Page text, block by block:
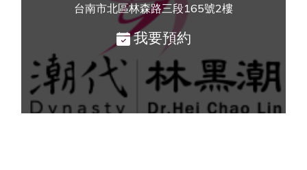
台南市北區林森路三段165號2樓
我要預約